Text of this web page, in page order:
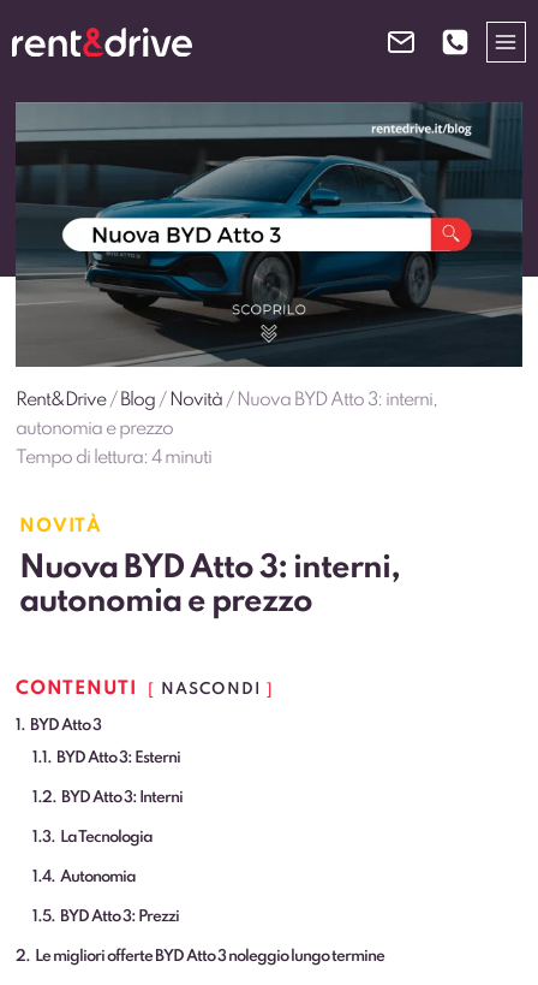
al
Rent&Drive/ Blog / Novità / Nuova BYD Atto 3: interni,
autonomia e prezzo
Tempo di lettura: 4 minuti
NOVITÀ
Nuova BYD Atto 3: interni,
autonomia e prezzo
CONTENUTI NASCONDI
BYD Atto 3
1.1 BYD Atto 3: Esterni
1.2 BYD Atto 3: Interni
1.3 La Tecnologia
1.4 Autonomia
1.5 BYD Atto 3: Prezzi
2 Le migliori offerte BYD Atto 3 noleggio lungo termine